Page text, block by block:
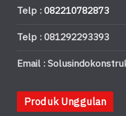
Telp :082210782873
Telp : 081292293393
Email :
Produk Unggulan